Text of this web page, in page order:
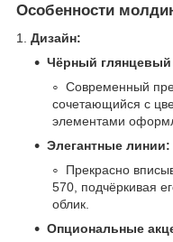
Особенности
1. Дизайн:
Чёрный глянцевый
Современный
сочетающийся с
элементами
Элегантные линии:
Прекрасно
570, подчёркивая
облик.
Опциональные